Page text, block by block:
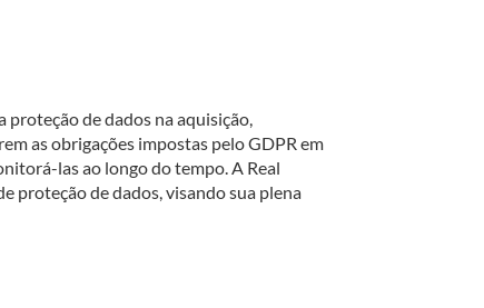
de dados na aquisição,
as obrigações impostas pelo GDPR em
las ao longo do tempo. A Real
proteção de dados, visando sua plena